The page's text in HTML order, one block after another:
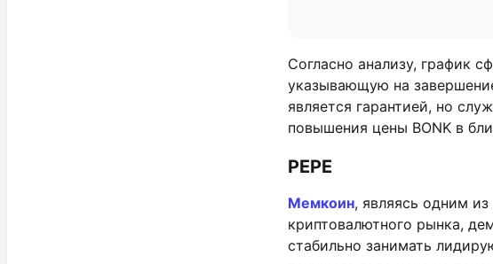
Согласно анализу, график
указывающую на
является гарантией, но
повышения цены BONK в
PEPE
Мемкоин, являясь одним из
криптовалютного рынка,
стабильно занимать